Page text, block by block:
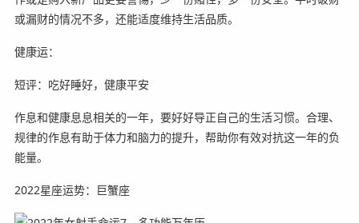
或漏财的情况不多，还能适度维持生活品质。
健康运：
短评：吃好睡好，健康平安
作息和健康息息相关的一年，要好好导正自己的生活习惯。合理、
规律的作息有助于体力和脑力的提升，帮助你有效对抗这一年的负
能量。
2022星座运势：巨蟹座